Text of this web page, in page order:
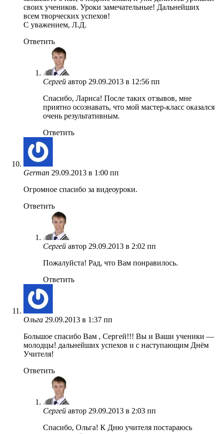
своих учеников. Уроки замечательные! Дальнейших
всем творческих успехов!
С уважением, Л.Д.
Ответить
Сергей автор 29.09.2013 в 12:56 пп
Спасибо, Лариса! После таких отзывов, мне
приятно осознавать, что мой мастер-класс оказался
очень результативным.
Ответить
German 29.09.2013 в 1:00 пп
Огромное спасибо за видеоуроки.
Ответить
Сергей автор 29.09.2013 в 2:02 пп
Пожалуйста! Рад, что Вам понравилось.
Ответить
Ольга 29.09.2013 в 1:37 пп
Большое спасибо Вам , Сергей!!! Вы и Ваши ученики —
молодцы! дальнейших успехов и с наступающим Днём
Учителя!
Ответить
Сергей автор 29.09.2013 в 2:03 пп
Спасибо, Ольга! К Дню учителя постараюсь